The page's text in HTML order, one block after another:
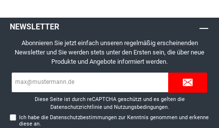
NEWSLETTER
Abonnieren Sie jetzt einfach unseren regelmäßig erscheinenden
Newsletter und Sie werden stets unter den Ersten sein, die über neue
Produkte und Angebote informiert werden.
Diese Seite ist durch reCAPTCHA geschützt und es gelten die
Datenschutzrichtlinieund Nutzungsbedingungen.
Ich habe die Datenschutzbestimmungen zur Kenntnis genommen und erkenne
diese an.